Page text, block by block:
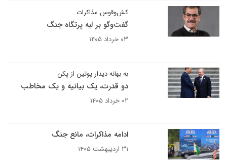
کش‌وقوس مذاکرات
گفت‌وگو بر لبه پرتگاه جنگ
۰۳ خرداد ۱۴۰۵
به بهانه دیدار پوتین از پکن
دو قدرت، یک بیانیه و یک مخاطب
۰۲ خرداد ۱۴۰۵
ادامه مذاکرات، مانع جنگ
۳۱ اردیبهشت ۱۴۰۵